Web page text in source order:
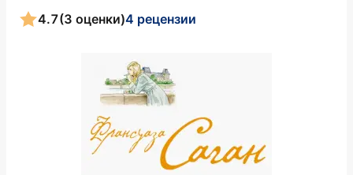
4.7(3 оценки)4 рецензии